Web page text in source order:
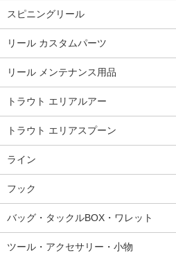
スピニングリール
リール カスタムパーツ
リール メンテナンス用品
トラウト エリアルアー
トラウト エリアスプーン
ライン
フック
バッグ・タックルBOX・ワレット
ツール・アクセサリー・小物